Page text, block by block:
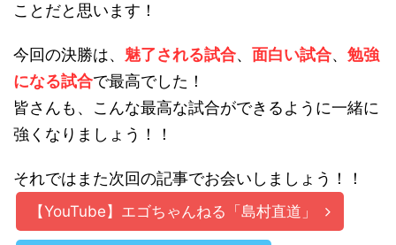
ことだと思います！
今回の決勝は、 魅了される試合、 面白い試合、 勉強
になる試合で最高でした！
皆さんも、こんな最高な試合ができるように一緒に
強くなりましょう！！
それではまた次回の記事でお会いしましょう！！
【YouTube】エゴちゃんねる「島村直道」